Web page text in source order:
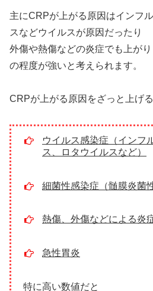
主にCRPが上がる原因はインフ
スなどウイルスが原因だったり
外傷や熱傷などの炎症でも上が
の程度が強いと考えられます。
CRPが上がる原因をざっと上げ
ウイルス感染症（インフ
ス、ロタウイルスなど）
細菌性感染症（髄膜炎菌
熱傷、外傷などによる炎
急性胃炎
特に高い数値だと